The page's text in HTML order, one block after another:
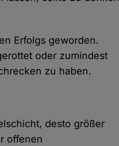
Erfolgs geworden.
oder zumindest
zu haben.
desto größer
offenen